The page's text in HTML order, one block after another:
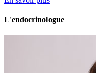
L'endocrinologue